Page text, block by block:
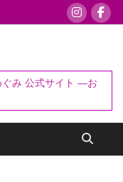
®
中
ぐみ 公式サイト ―お